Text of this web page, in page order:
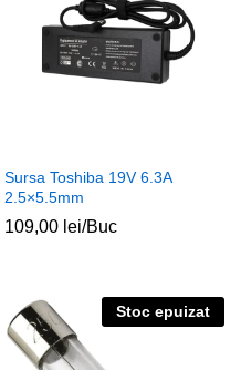
Sursa Toshiba 19V 6.3A
2.5×5.5mm
109,00 lei/Buc
Stoc epuizat